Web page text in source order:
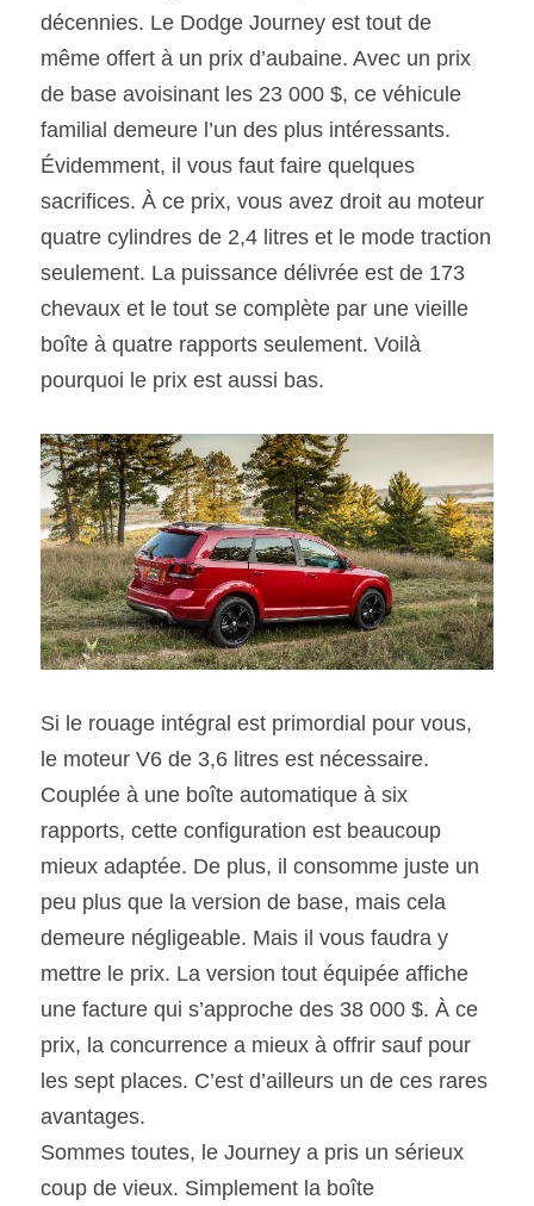
décennies. Le Dodge Journey est tout de
même offert à un prix d’aubaine. Avec un prix
de base avoisinant les 23 000 $, ce véhicule
familial demeure l’un des plus intéressants.
Évidemment, il vous faut faire quelques
sacrifices. À ce prix, vous avez droit au moteur
quatre cylindres de 2,4 litres et le mode traction
seulement. La puissance délivrée est de 173
chevaux et le tout se complète par une vieille
boîte à quatre rapports seulement. Voilà
pourquoi le prix est aussi bas.
Si le rouage intégral est primordial pour vous,
le moteur V6 de 3,6 litres est nécessaire.
Couplée à une boîte automatique à six
rapports, cette configuration est beaucoup
mieux adaptée. De plus, il consomme juste un
peu plus que la version de base, mais cela
demeure négligeable. Mais il vous faudra y
mettre le prix. La version tout équipée affiche
une facture qui s’approche des 38 000 $. À ce
prix, la concurrence a mieux à offrir sauf pour
les sept places. C’est d’ailleurs un de ces rares
avantages.
Sommes toutes, le Journey a pris un sérieux
coup de vieux. Simplement la boîte